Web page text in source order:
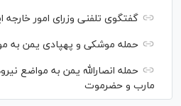
گفتگوی تلفنی وزرای امور خارجه
حمله موشکی و پهپادی یمن به
حمله انصارالله یمن به مواضع
مارب و حضرموت